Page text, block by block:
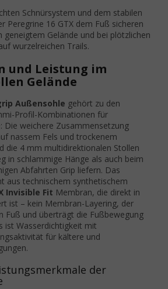
Schnürsystem und dem stabilen
Peregrine 16 GTX dem Fuß sicheren
geneigtem Gelände und bei plötzlichen
wurzelreichen Trails.
und Leistung im
Gelände
Außensohle gehört zu den
Profil-Kombinationen für
Die weichere Zusammensetzung
nassem Fels und trockenem
die 4 mm multidirektionalen Stollen
in schlammige Hänge als auch beim
Abfahrten Grip liefern. Das
aus technischem synthetischem
Invisible Fit Membran, die direkt in
ist – kein Membran-Layering, der
Fuß und überträgt die Fußbewegung
ist Wasserdichtigkeit mit
für kältere und
der